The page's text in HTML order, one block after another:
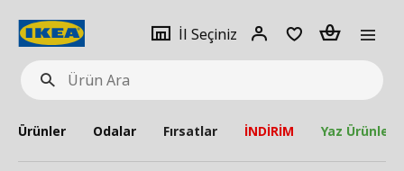
Ürün
Ara
İl Seçiniz
Giriş
Adet
Ürünler Odalar Fırsatlar İNDİRİM Yaz Ürünleri